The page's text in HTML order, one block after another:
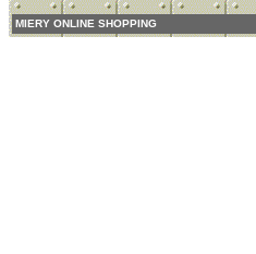
MIERY ONLINE SHOPPING